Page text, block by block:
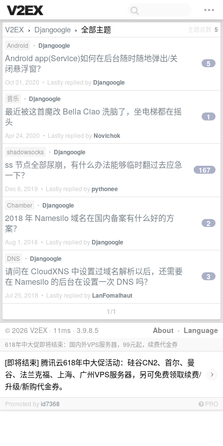
V2EX › Djangoogle › 全部主题 主题总数 5
Android • Djangoogle
Android app(Service)如何在后台随时随地弹出/关
闭悬浮窗？
Oct 31, 2020 • Lastly replied by Djangoogle
5
音乐 • Djangoogle
最近被这首魔改 Bella Ciao 洗脑了，坐电梯都在摇
头
Apr 24, 2020 • Lastly replied byNovichok
1
shadowsocks • Djangoogle
ss 节点全部尿崩，有什么办法能够临时翻过去应急
一下？
Dec 6, 2019 • Lastly replied bypythonee
167
Chamber • Djangoogle
2018 年 Namesilo 域名在国内备案有什么好的方
案？
Aug 1, 2018 • Lastly replied by Djangoogle
2
DNS • Djangoogle
请问在 CloudXNS 中设置过域名解析以后，还需要
在 Namesilo 的后台在设置一次 DNS 吗？
Jul 25, 2018 • Lastly replied by LanFomalhaut
3
1/1
About · Language
© 2026 V2EX · 11ms · 3.9.8.5
618年中大促即将结束：国内外VPS服务器，99元起，续费代金券
[即将结束] 腾讯云618年中大促活动：硅谷CN2、首尔、曼
谷、法兰克福、上海、广州VPS服务器，另可免费领取续费/
升级/新购代金券。
›
Promoted byid7368 PRO